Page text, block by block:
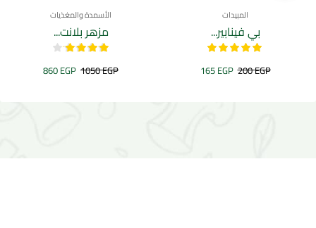
المبيدات
بي فينابير...
200EGP
165EGP
الأسمدة والمغذيات
مزهر بلانت...
1050EGP
860EGP